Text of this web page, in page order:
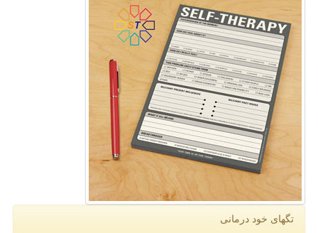
تگهای خود درمانی